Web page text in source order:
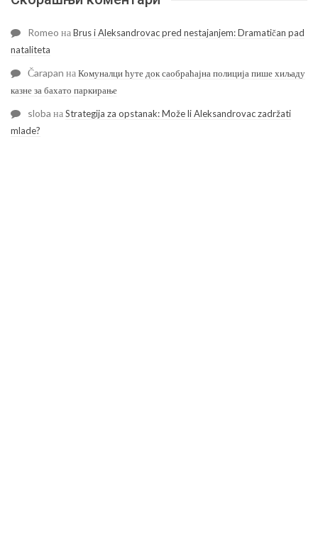
Romeo наBrus i Aleksandrovac pred nestajanjem: Dramatičan pad
nataliteta
Čarapan наКомуналци ћуте док саобраћајна полиција пише хиљаду
казне за бахато паркирање
sloba наStrategija za opstanak: Može li Aleksandrovac zadržati
mlade?